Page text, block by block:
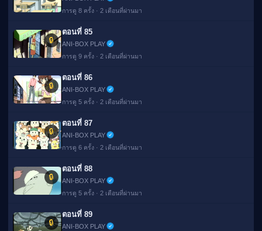
การดู 8 ครั้ง · 2 เดือนที่ผ่านมา
🔒
ตอนที่ 85
ANI-BOX PLAY
การดู 9 ครั้ง · 2 เดือนที่ผ่านมา
🔒
ตอนที่ 86
ANI-BOX PLAY
การดู 5 ครั้ง · 2 เดือนที่ผ่านมา
🔒
ตอนที่ 87
ANI-BOX PLAY
การดู 6 ครั้ง · 2 เดือนที่ผ่านมา
🔒
ตอนที่ 88
ANI-BOX PLAY
การดู 5 ครั้ง · 2 เดือนที่ผ่านมา
🔒
ตอนที่ 89
ANI-BOX PLAY